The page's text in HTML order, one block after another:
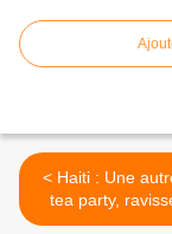
< Haiti : Une autre star du
tea party,
petit Elián